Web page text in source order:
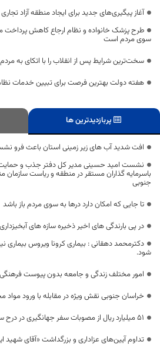
آغاز پیگیری‌های جدید برای ایجاد منطقه آزاد
طرح پزشک خانواده و نظام ارجاع کاهش پرداخت
سوی مردم است
سخت‌ترین شرایط پس از انقلاب را با اتکای به
هفته دولت بهترین فرصت برای تبیین خدمات
پربازدیدترین ها
افت شدید آب های زیر زمینی استان باعث فرو
نشست امید حسینی مدیر کل دفتر جذب و حمایت
باسرمایه گذاران مستقر در منطقه و ریاست سازمان
جنوبی
تا جایی که امکان دارد درها به سوی مردم باز باشد
در پی بارندگی های اخیر ذخیره سازه های آبخیزداری
دکترمحمد دهقانی : بیماری کرونا ویروس
شود.
امور مختلف زندگی و جامعه بدون پیوست
خراسان جنوبی نقش ویژه در مقابله با ورود مواد
۵۱ میلیارد ریال از مصوبات سفر جهانگیری در درح سربیشه هزینه شد
تداوم آیین‌های عزاداری و بزرگداشت «آقای شهید